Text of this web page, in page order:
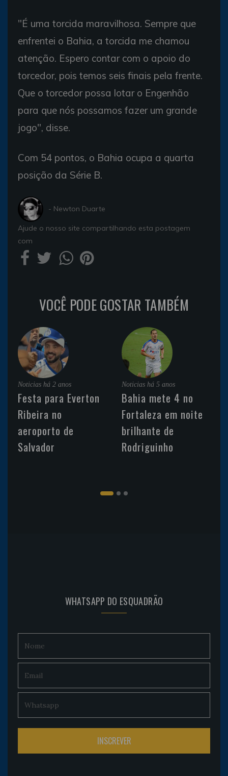
"É uma torcida maravilhosa. Sempre que
enfrentei o Bahia, a torcida me chamou
atenção. Espero contar com o apoio do
torcedor, pois temos seis finais pela frente.
Que o torcedor possa lotar o Engenhão
para que nós possamos fazer um grande
jogo", disse.
Com 54 pontos, o Bahia ocupa a quarta
posição da Série B.
- Newton Duarte
Ajude o nosso site compartilhando esta postagem
com
VOCÊ PODE GOSTAR TAMBÉM
Noticias há 2 anos
Festa para Everton
Ribeira no
aeroporto de
Salvador
Noticias há 5 anos
Bahia mete 4 no
Fortaleza em noite
brilhante de
Rodriguinho
WHATSAPP DO ESQUADRÃO